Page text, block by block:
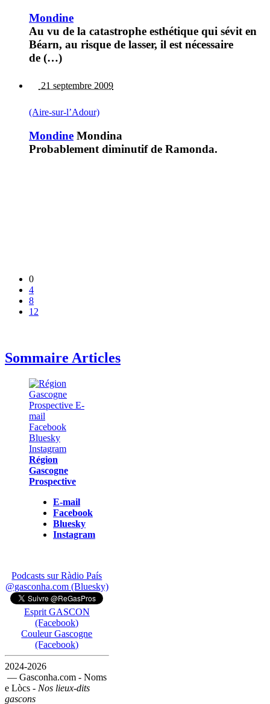
Mondine
Au vu de la catastrophe esthétique qui sévit en
Béarn, au risque de lasser, il est nécessaire
de (…)
21 septembre 2009
(Aire-sur-l’Adour)
Mondine Mondina
Probablement diminutif de Ramonda.
0
4
8
12
Sommaire Articles
Région
Gascogne
Prospective
E-mail
Facebook
Bluesky
Instagram
Podcasts sur Ràdio País
@gasconha.com (Bluesky)
Esprit GASCON
(Facebook)
Couleur Gascogne
(Facebook)
2024-2026
— Gasconha.com - Noms
e Lòcs - Nos lieux-dits
gascons